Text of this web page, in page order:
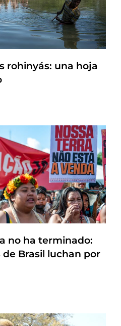
rohinyás: una hoja
no ha terminado:
Brasil luchan por